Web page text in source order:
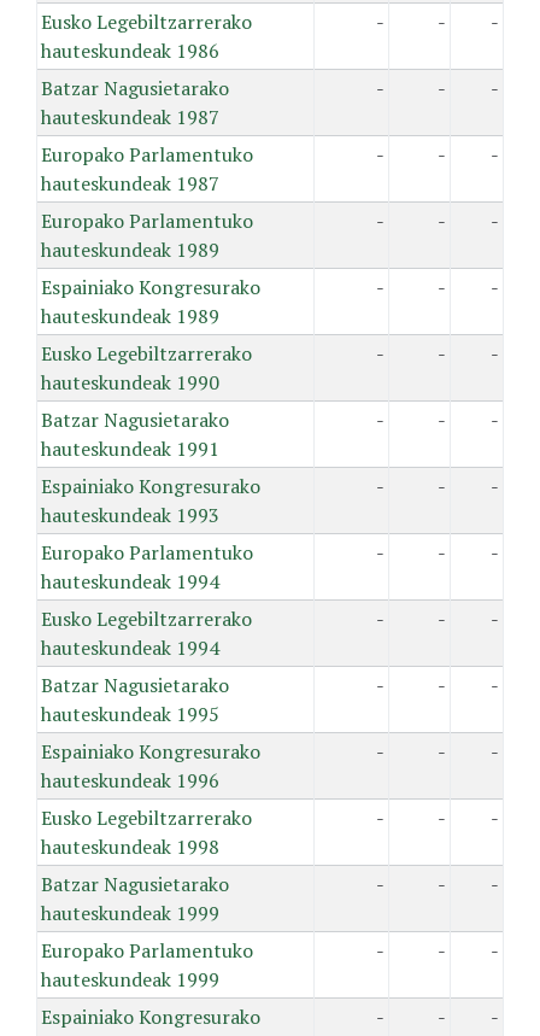
Eusko Legebiltzarrerako
hauteskundeak 1986
- - -
Batzar Nagusietarako
hauteskundeak 1987
- - -
Europako Parlamentuko
hauteskundeak 1987
- - -
Europako Parlamentuko
hauteskundeak 1989
- - -
Espainiako Kongresurako
hauteskundeak 1989
- - -
Eusko Legebiltzarrerako
hauteskundeak 1990
- - -
Batzar Nagusietarako
hauteskundeak 1991
- - -
Espainiako Kongresurako
hauteskundeak 1993
- - -
Europako Parlamentuko
hauteskundeak 1994
- - -
Eusko Legebiltzarrerako
hauteskundeak 1994
- - -
Batzar Nagusietarako
hauteskundeak 1995
- - -
Espainiako Kongresurako
hauteskundeak 1996
- - -
Eusko Legebiltzarrerako
hauteskundeak 1998
- - -
Batzar Nagusietarako
hauteskundeak 1999
- - -
Europako Parlamentuko
hauteskundeak 1999
- - -
Espainiako Kongresurako
- - -